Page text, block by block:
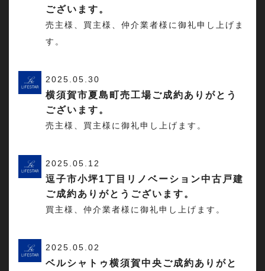
ございます。
売主様、買主様、仲介業者様に御礼申し上げま
す。
2025.05.30
横須賀市夏島町売工場ご成約ありがとう
ございます。
売主様、買主様に御礼申し上げます。
2025.05.12
逗子市小坪1丁目リノベーション中古戸建
ご成約ありがとうございます。
買主様、仲介業者様に御礼申し上げます。
2025.05.02
ベルシャトゥ横須賀中央ご成約ありがと